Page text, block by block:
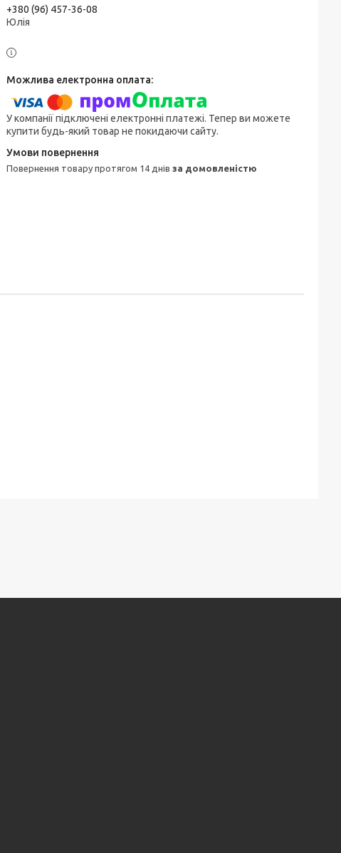
+380 (96) 457-36-08
Юлія
У компанії підключені електронні платежі. Тепер ви можете
купити будь-який товар не покидаючи сайту.
повернення товару протягом 14 днів за домовленістю